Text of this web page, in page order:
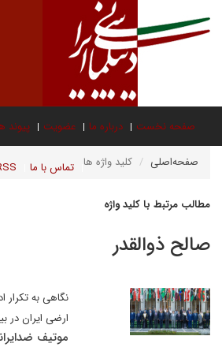
صفحه نخست درباره ما عضویت پیوند
تماس با ما صفحه‌اصلی کلید واژه ها
مطالب مرتبط با کلید واژه
صالح ذوالقدر
نگاهی به تکرار
ارضی ایران در
موتیف